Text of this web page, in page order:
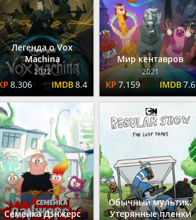
Легенда о Vox
Machina
2022
8.306 8.4
Мир кентавров
2021
7.159 7.6
Семейка Дэнжерс
Обычный мультик:
Утерянные пленки